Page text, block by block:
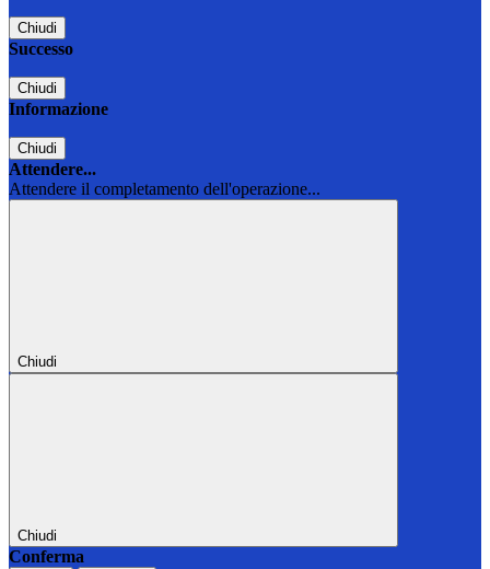
Chiudi
Successo
Chiudi
Informazione
Chiudi
Attendere...
Attendere il completamento dell'operazione...
Chiudi
Chiudi
Conferma